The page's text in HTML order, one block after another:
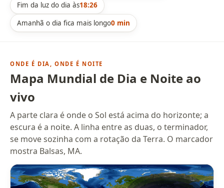
Fim da luz do dia às18:26
Amanhã o dia fica mais longo0 min
ONDE É DIA, ONDE É NOITE
Mapa Mundial de Dia e Noite ao
vivo
A parte clara é onde o Sol está acima do horizonte; a
escura é a noite. A linha entre as duas, o terminador,
se move sozinha com a rotação da Terra. O marcador
mostra Balsas, MA.